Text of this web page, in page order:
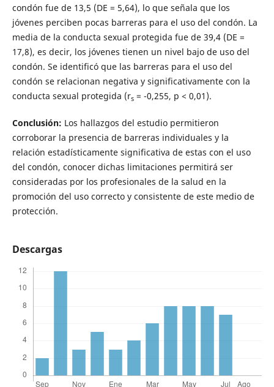
condón fue de 13,5 (DE = 5,64), lo que señala que los
jóvenes perciben pocas barreras para el uso del condón. La
media de la conducta sexual protegida fue de 39,4 (DE =
17,8), es decir, los jóvenes tienen un nivel bajo de uso del
condón. Se identificó que las barreras para el uso del
condón se relacionan negativa y significativamente con la
conducta sexual protegida (rs= -0,255, p < 0,01).
Conclusión: Los hallazgos del estudio permitieron
corroborar la presencia de barreras individuales y la
relación estadísticamente significativa de estas con el uso
del condón, conocer dichas limitaciones permitirá ser
consideradas por los profesionales de la salud en la
promoción del uso correcto y consistente de este medio de
protección.
Descargas